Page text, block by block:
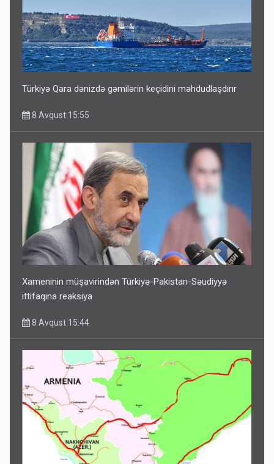
Türkiyə Qara dənizdə gəmilərin keçidini məhdudlaşdırır
8 Avqust 15:55
Xameninin müşavirindən Türkiyə-Pakistan-Səudiyyə
ittifaqına reaksiya
8 Avqust 15:44